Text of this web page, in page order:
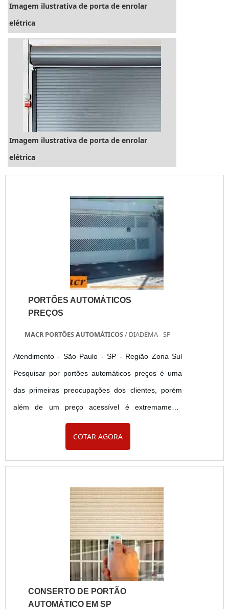
Imagem ilustrativa de porta de enrolar
elétrica
Imagem ilustrativa de porta de enrolar
elétrica
PORTÕES AUTOMÁTICOS
PREÇOS
MACR PORTÕES AUTOMÁTICOS/ DIADEMA - SP
Atendimento - São Paulo - SP - Região Zona Sul
Pesquisar por portões automáticos preços é uma
das primeiras preocupações dos clientes, porém
além de um preço acessível é extremamente
importante garantir a qualidade dos portões para
garantir a segurança e comodidade ideal em
buscar por uma empresa de confiança no mercado.
Portões automáticos p....
COTAR AGORA
CONSERTO DE PORTÃO
AUTOMÁTICO EM SP